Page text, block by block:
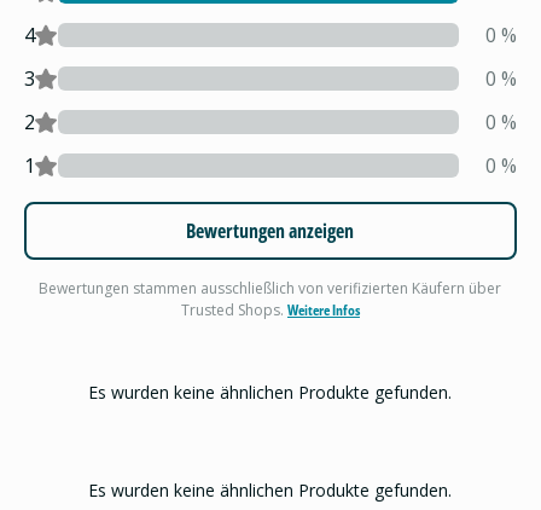
4
0 %
3
0 %
2
0 %
1
0 %
Bewertungen anzeigen
Bewertungen stammen ausschließlich von verifizierten Käufern über
Trusted Shops. Weitere Infos
Es wurden keine ähnlichen Produkte gefunden.
Es wurden keine ähnlichen Produkte gefunden.